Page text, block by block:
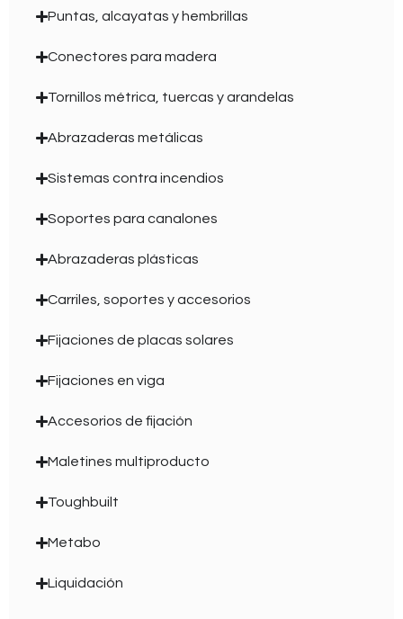
Puntas, alcayatas y hembrillas
Conectores para madera
Tornillos métrica, tuercas y arandelas
Abrazaderas metálicas
Sistemas contra incendios
Soportes para canalones
Abrazaderas plásticas
Carriles, soportes y accesorios
Fijaciones de placas solares
Fijaciones en viga
Accesorios de fijación
Maletines multiproducto
Toughbuilt
Metabo
Liquidación